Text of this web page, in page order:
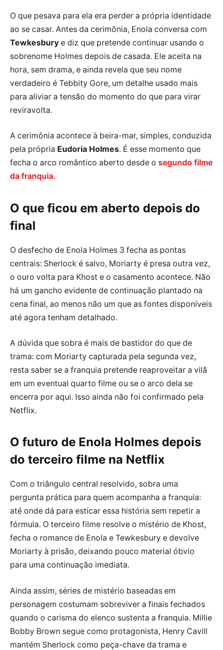
O que pesava para ela era perder a própria identidade
ao se casar. Antes da cerimônia, Enola conversa com
Tewkesbury e diz que pretende continuar usando o
sobrenome Holmes depois de casada. Ele aceita na
hora, sem drama, e ainda revela que seu nome
verdadeiro é Tebbity Gore, um detalhe usado mais
para aliviar a tensão do momento do que para virar
reviravolta.
A cerimônia acontece à beira-mar, simples, conduzida
pela própria Eudoria Holmes. É esse momento que
fecha o arco romântico aberto desde o segundo filme
da franquia.
O que ficou em aberto depois do
final
O desfecho de Enola Holmes 3 fecha as pontas
centrais: Sherlock é salvo, Moriarty é presa outra vez,
o ouro volta para Khost e o casamento acontece. Não
há um gancho evidente de continuação plantado na
cena final, ao menos não um que as fontes disponíveis
até agora tenham detalhado.
A dúvida que sobra é mais de bastidor do que de
trama: com Moriarty capturada pela segunda vez,
resta saber se a franquia pretende reaproveitar a vilã
em um eventual quarto filme ou se o arco dela se
encerra por aqui. Isso ainda não foi confirmado pela
Netflix.
O futuro de Enola Holmes depois
do terceiro filme na Netflix
Com o triângulo central resolvido, sobra uma
pergunta prática para quem acompanha a franquia:
até onde dá para esticar essa história sem repetir a
fórmula. O terceiro filme resolve o mistério de Khost,
fecha o romance de Enola e Tewkesbury e devolve
Moriarty à prisão, deixando pouco material óbvio
para uma continuação imediata.
Ainda assim, séries de mistério baseadas em
personagem costumam sobreviver a finais fechados
quando o carisma do elenco sustenta a franquia. Millie
Bobby Brown segue como protagonista, Henry Cavill
mantém Sherlock como peça-chave da trama e